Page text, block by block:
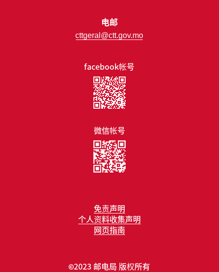
免责声明
个人资料收集声明
网页指南
facebook帐号
微信帐号
电邮
cttgeral@ctt.gov.mo
©2023 邮电局 版权所有